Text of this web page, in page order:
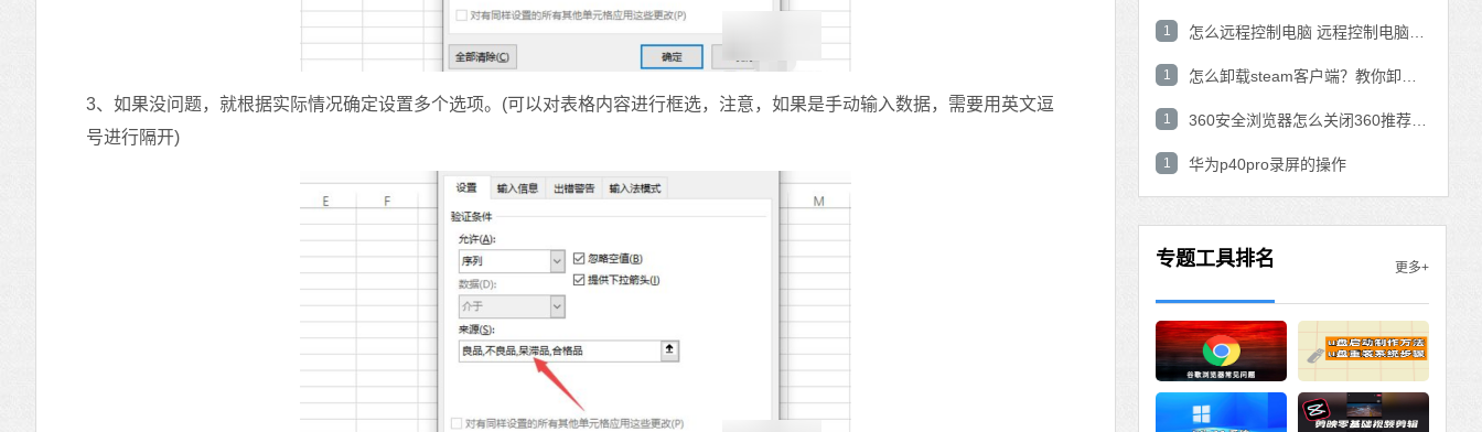
3、如果没问题，就根据实际情况确定设置多个选项。(可以对表格内容进行框选，注意，如果是手动输入数据，需要用英文逗
号进行隔开)
1
1
1
1 华为p40pro录屏的操作
专题工具排名 更多+